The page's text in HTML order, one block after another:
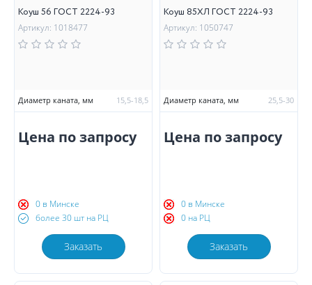
Коуш 56 ГОСТ 2224-93
Артикул: 1018477
Диаметр каната, мм 15,5-18,5
Цена по запросу
0 в Минске
более 30 шт на РЦ
Заказать
Коуш 85ХЛ ГОСТ 2224-93
Артикул: 1050747
Диаметр каната, мм 25,5-30
Цена по запросу
0 в Минске
0 на РЦ
Заказать